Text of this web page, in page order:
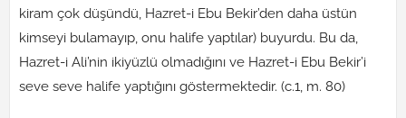
kiram çok düşündü, Hazret-i Ebu Bekir’den daha üstün
kimseyi bulamayıp, onu halife yaptılar) buyurdu. Bu da,
Hazret-i Ali’nin ikiyüzlü olmadığını ve Hazret-i Ebu Bekir’i
seve seve halife yaptığını göstermektedir. (c.1, m. 80)